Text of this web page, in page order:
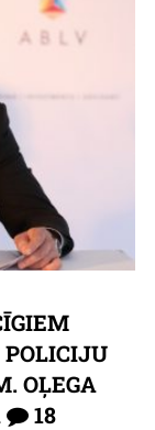
OĻEGA
18